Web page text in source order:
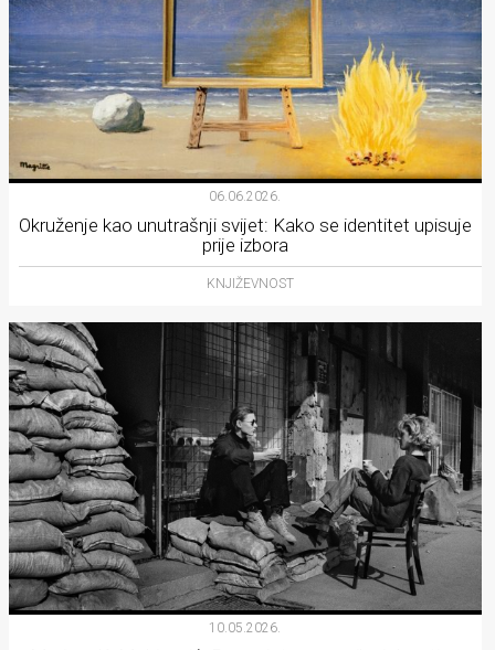
06.06.2026.
Okruženje kao unutrašnji svijet: Kako se identitet upisuje
prije izbora
KNJIŽEVNOST
10.05.2026.